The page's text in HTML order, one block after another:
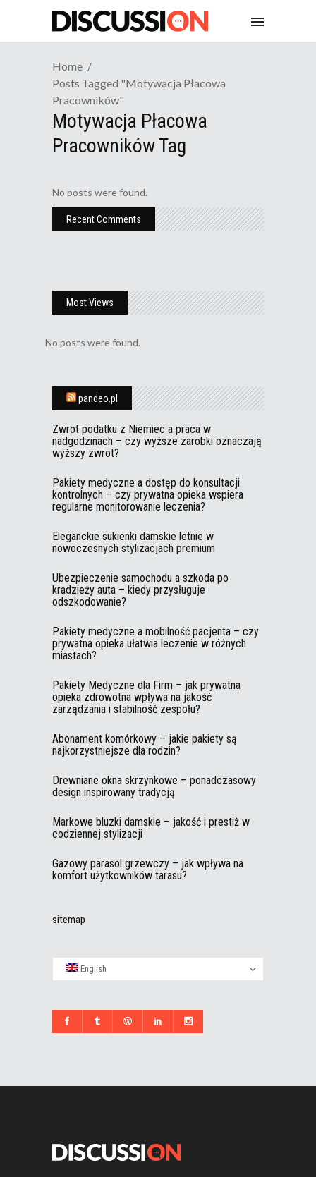
Home
Posts Tagged "motywacja Płacowa
Pracowników"
Motywacja Płacowa
Pracowników Tag
No posts were found.
Recent Comments
Most Views
No posts were found.
pandeo.pl
Zwrot podatku z Niemiec a praca w
nadgodzinach – czy wyższe zarobki oznaczają
wyższy zwrot?
Pakiety medyczne a dostęp do konsultacji
kontrolnych – czy prywatna opieka wspiera
regularne monitorowanie leczenia?
Eleganckie sukienki damskie letnie w
nowoczesnych stylizacjach premium
Ubezpieczenie samochodu a szkoda po
kradzieży auta – kiedy przysługuje
odszkodowanie?
Pakiety medyczne a mobilność pacjenta – czy
prywatna opieka ułatwia leczenie w różnych
miastach?
Pakiety Medyczne dla Firm – jak prywatna
opieka zdrowotna wpływa na jakość
zarządzania i stabilność zespołu?
Abonament komórkowy – jakie pakiety są
najkorzystniejsze dla rodzin?
Drewniane okna skrzynkowe – ponadczasowy
design inspirowany tradycją
Markowe bluzki damskie – jakość i prestiż w
codziennej stylizacji
Gazowy parasol grzewczy – jak wpływa na
komfort użytkowników tarasu?
sitemap
English